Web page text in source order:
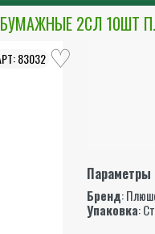
2СЛ 10ШТ
83032
Параметры
Бренд:
Упаковка: